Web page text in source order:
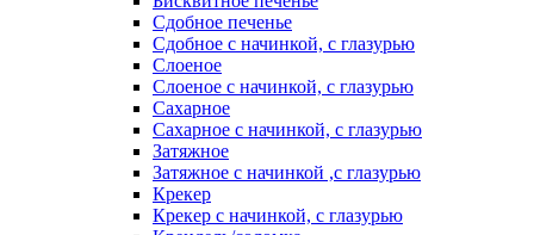
Сдобное печенье
Сдобное с начинкой, с глазурью
Слоеное
Слоеное с начинкой, с глазурью
Сахарное
Сахарное с начинкой, с глазурью
Затяжное
Затяжное с начинкой ,с глазурью
Крекер
Крекер с начинкой, с глазурью